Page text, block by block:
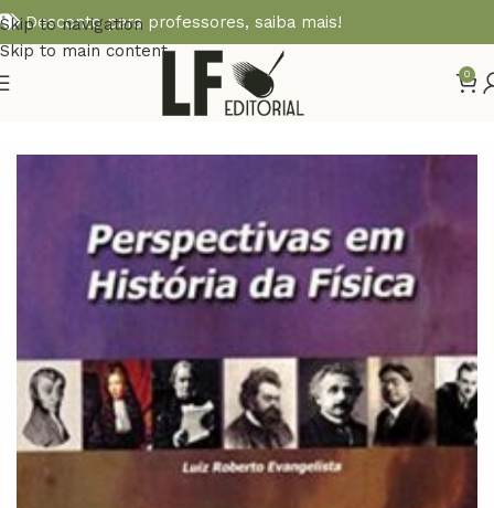
Skip to navigation
Skip to main content
Desconto para professores, saiba mais!
0
Início